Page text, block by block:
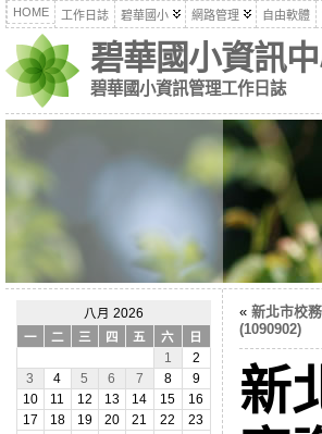
HOME 工作日誌 碧華國小 網路管理 自由軟體
碧華國小資訊
碧華國小資訊管理工作日誌
八月 2026
一
二 三 四 五 六
日
1
2
3
4 5 6 7 8
9
10
11 12 13 14 15
16
17
18 19 20 21 22
23
« 新北市校
(1090902)
新